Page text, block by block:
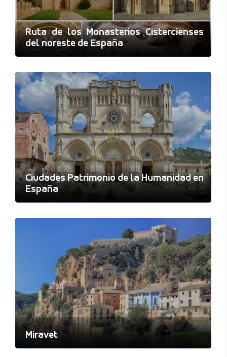
Ruta de los Monasterios Cistercienses
del noreste de España
Ciudades Patrimonio de la Humanidad en
España
Miravet